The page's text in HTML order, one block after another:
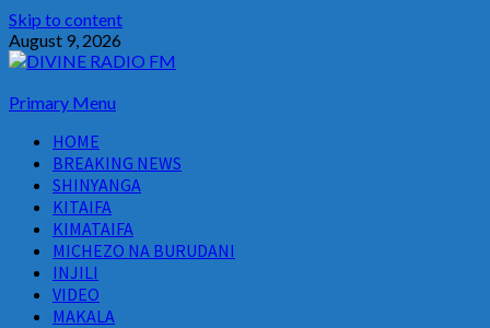
Skip to content
August 9, 2026
Primary Menu
HOME
BREAKING NEWS
SHINYANGA
KITAIFA
KIMATAIFA
MICHEZO NA BURUDANI
INJILI
VIDEO
MAKALA